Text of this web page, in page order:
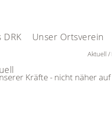
DRK Unser Ortsverein
Aktuell
Kräfte - nicht näher